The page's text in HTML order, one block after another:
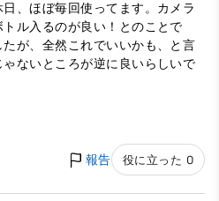
、ほぼ毎回使ってます。カメラ
ル入るのが良い！とのことで
が、全然これでいいかも、と言
ないところが逆に良いらしいで
報告 役に立った 0